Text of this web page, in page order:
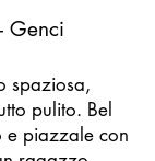
Genci
spaziosa,
pulito. Bel
e piazzale con